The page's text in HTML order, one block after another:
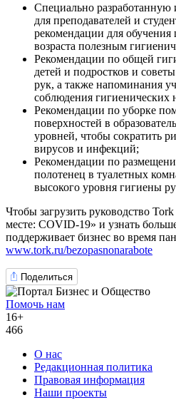
Специально
для преподавателей и
рекомендации для
возраста полезным
Рекомендации по общей
детей и подростков и
рук, а также напоминания
соблюдения гигиенических
Рекомендации по уборке
поверхностей в
уровней, чтобы сократить
вирусов и инфекций;
Рекомендации по
полотенец в туалетных
высокого уровня гигиены
Чтобы загрузить руководство
месте: COVID-19» и узнать
поддерживает бизнес во время
www.tork.ru/bezopasnonarabote
Поделиться
Помочь нам
16+
466
О нас
Редакционная политика
Правовая информация
Наши проекты